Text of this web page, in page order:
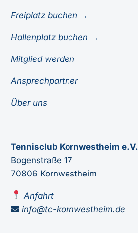
Freiplatz buchen →
Hallenplatz buchen →
Mitglied werden
Ansprechpartner
Über uns
Tennisclub Kornwestheim e.V.
Bogenstraße 17
70806 Kornwestheim
Anfahrt
info@tc-kornwestheim.de